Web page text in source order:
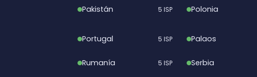
Pakistán 5 ISP Polonia
Portugal 5 ISP Palaos
Rumanía 5 ISP Serbia